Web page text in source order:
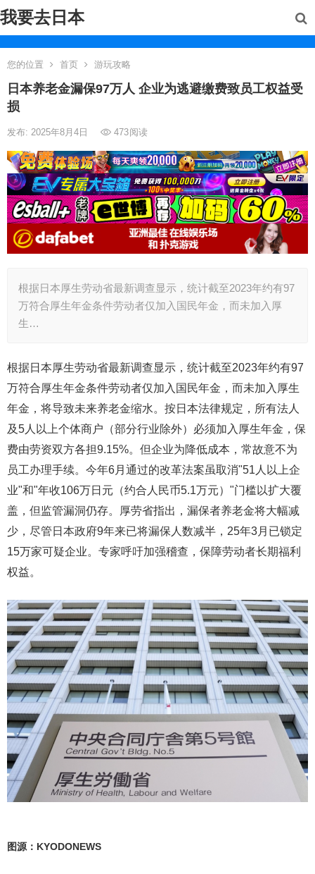
我要去日本
您的位置 首页 游玩攻略
日本养老金漏保97万人 企业为逃避缴费致员工权益受
损
发布: 2025年8月4日 473阅读
根据日本厚生劳动省最新调查显示，统计截至2023年约有97
万符合厚生年金条件劳动者仅加入国民年金，而未加入厚
生…
根据日本厚生劳动省最新调查显示，统计截至2023年约有97
万符合厚生年金条件劳动者仅加入国民年金，而未加入厚生
年金，将导致未来养老金缩水。按日本法律规定，所有法人
及5人以上个体商户（部分行业除外）必须加入厚生年金，保
费由劳资双方各担9.15%。但企业为降低成本，常故意不为
员工办理手续。今年6月通过的改革法案虽取消"51人以上企
业"和"年收106万日元（约合人民币5.1万元）"门槛以扩大覆
盖，但监管漏洞仍存。厚劳省指出，漏保者养老金将大幅减
少，尽管日本政府9年来已将漏保人数减半，25年3月已锁定
15万家可疑企业。专家呼吁加强稽查，保障劳动者长期福利
权益。
图源：KYODONEWS